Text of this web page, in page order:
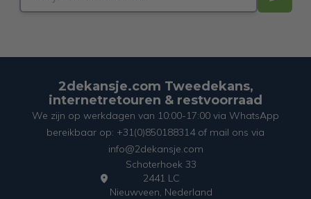
2dekansje.com Tweedekans,
internetretouren & restvoorraad
We zijn op werkdagen van 10:00-17:00 via WhatsApp
bereikbaar op: +31(0)850188314 of mail ons via
info@2dekansje.com
Schoterhoek 33
2441 LC
Nieuwveen, Nederland